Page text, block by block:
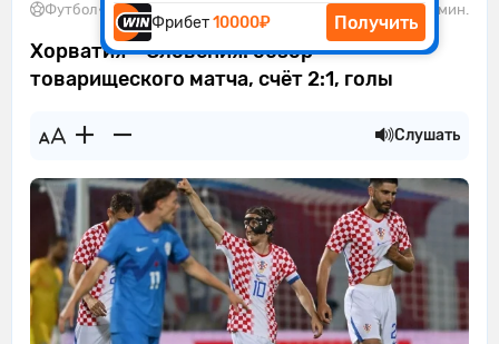
Фрибет10000₽ Получить
Футбол• 08.06.2026 1 мин.
Хорватия – Словения: обзор
товарищеского матча, счёт 2:1, голы
Слушать